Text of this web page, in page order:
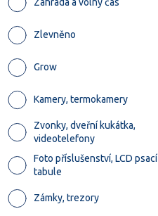
Zlevněno
Grow
Kamery, termokamery
Zvonky, dveřní kukátka,
videotelefony
Foto příslušenství, LCD psací
tabule
Zámky, trezory